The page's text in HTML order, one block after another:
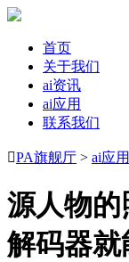
首页
关于我们
ai资讯
ai应用
联系我们
PA旗舰厅 > ai应用
源人物
解码器